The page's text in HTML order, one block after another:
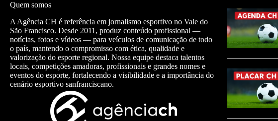
Quem somos
A Agência CH é referência em jornalismo esportivo no Vale do
São Francisco. Desde 2011, produz conteúdo profissional —
notícias, fotos e vídeos — para veículos de comunicação de todo
o país, mantendo o compromisso com ética, qualidade e
valorização do esporte regional. Nossa equipe destaca talentos
locais, competições amadoras, profissionais e grandes nomes e
eventos do esporte, fortalecendo a visibilidade e a importância do
cenário esportivo sanfranciscano.